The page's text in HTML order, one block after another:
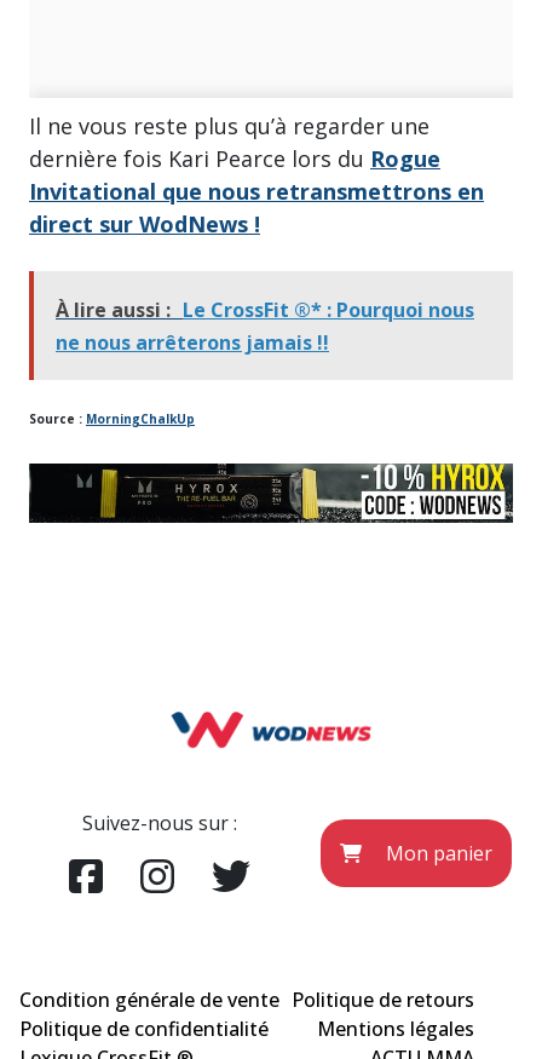
Il ne vous reste plus qu’à regarder une
dernière fois Kari Pearce lors du Rogue
Invitational que nous retransmettrons en
direct sur WodNews !
À lire aussi : Le CrossFit ®* : Pourquoi nous
ne nous arrêterons jamais !!
Source : MorningChalkUp
Suivez-nous sur :
Mon panier
Condition générale de vente Politique de retours
Politique de confidentialité
Mentions légales